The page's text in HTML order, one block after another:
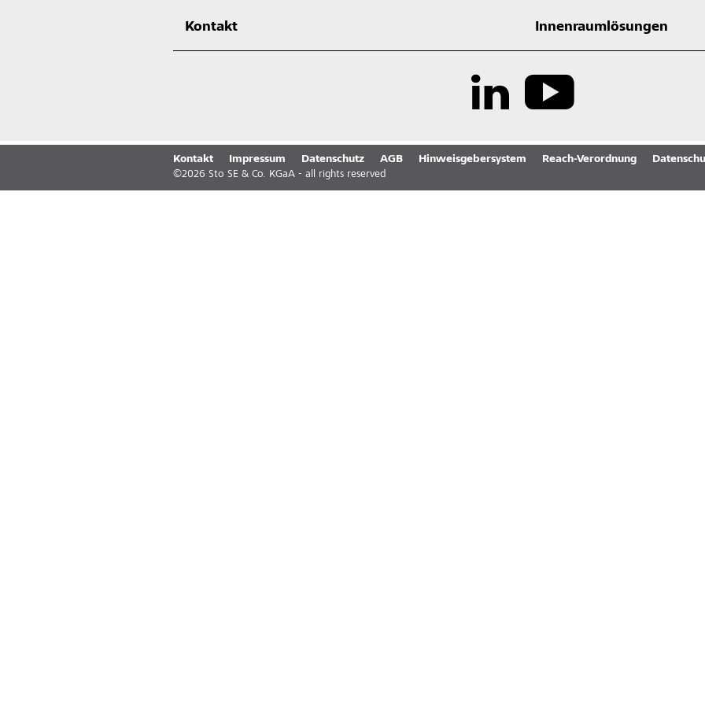
Kontakt Innenraumlösungen
Kontakt Impressum Datenschutz AGB Hinweisgebersystem Reach-Verordnung
©2026 Sto SE & Co. KGaA - all rights reserved